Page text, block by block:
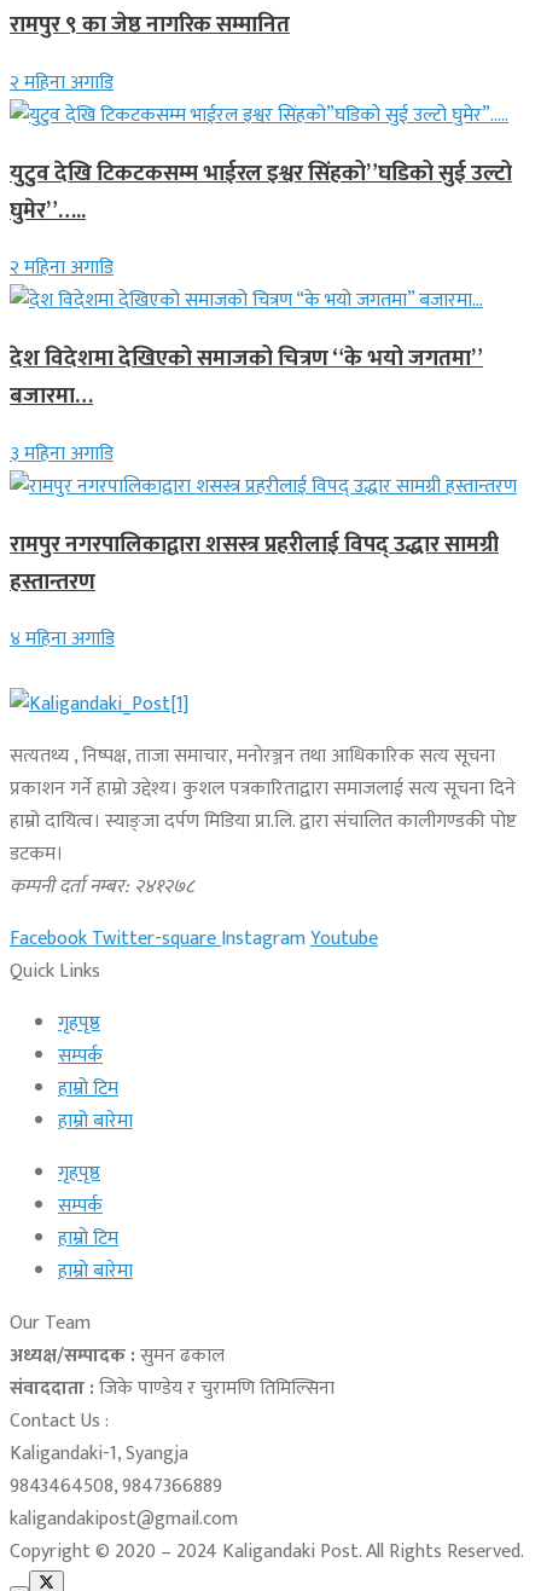
रामपुर ९ का जेष्ठ नागरिक सम्मानित
२ महिना अगाडि
युटुव देखि टिकटकसम्म भाईरल इश्वर सिंहको”घडिको सुई उल्टो
घुमेर”…..
२ महिना अगाडि
देश विदेशमा देखिएको समाजको चित्रण “के भयो जगतमा”
बजारमा…
३ महिना अगाडि
रामपुर नगरपालिकाद्वारा शसस्त्र प्रहरीलाई विपद् उद्धार सामग्री
हस्तान्तरण
४ महिना अगाडि
सत्यतथ्य , निष्पक्ष, ताजा समाचार, मनोरञ्जन तथा आधिकारिक सत्य सूचना
प्रकाशन गर्ने हाम्रो उद्देश्य। कुशल पत्रकारिताद्वारा समाजलाई सत्य सूचना दिने
हाम्रो दायित्व। स्याङ्जा दर्पण मिडिया प्रा.लि. द्वारा संचालित कालीगण्डकी पोष्ट
डटकम।
कम्पनी दर्ता नम्बर: २४१२७८
FacebookTwitter-squareInstagramYoutube
Quick Links
गृहपृष्ठ
सम्पर्क
हाम्रो टिम
हाम्रो बारेमा
गृहपृष्ठ
सम्पर्क
हाम्रो टिम
हाम्रो बारेमा
Our Team
अध्यक्ष/सम्पादक :सुमन ढकाल
संवाददाता :जिके पाण्डेय र चुरामणि तिमिल्सिना
Contact Us :
Kaligandaki-1, Syangja
9843464508, 9847366889
kaligandakipost@gmail.com
Copyright © 2020 – 2024 Kaligandaki Post. All Rights Reserved.